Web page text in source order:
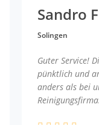
Sandro
Solingen
Guter Service!
pünktlich und
anders als bei
Reinigungsfirma.